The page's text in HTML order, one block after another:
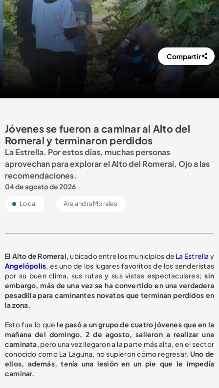
Compartir
Jóvenes se fueron a caminar al Alto del
Romeral y terminaron perdidos
La Estrella. Por estos días, muchas personas
aprovechan para explorar el Alto del Romeral. Ojo a las
recomendaciones.
04 de agosto de 2026
Local Alejandra Morales
El Alto de Romeral,ubicado entre los municipios de La Estrella y
Angelópolis, es uno de los lugares favoritos de los senderistas
por su buen clima, sus rutas y sus vistas espectaculares;sin
embargo, más de una vez se ha convertido en una verdadera
pesadilla para caminantes novatos que terminan perdidos en
la zona.
Esto fue lo quele pasó a un grupo de cuatro jóvenes que en la
mañana del domingo, 2 de agosto, salieron a realizar una
caminata, pero una vez llegaron a la parte más alta, en el sector
conocido como La Laguna, no supieron cómo regresar. Uno de
ellos, además, tenía una lesión en un pie que le impedía
caminar.